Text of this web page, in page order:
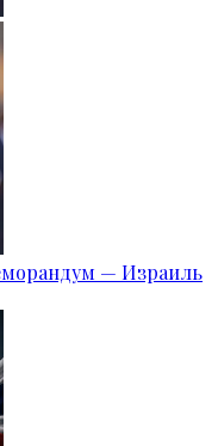
— Израиль